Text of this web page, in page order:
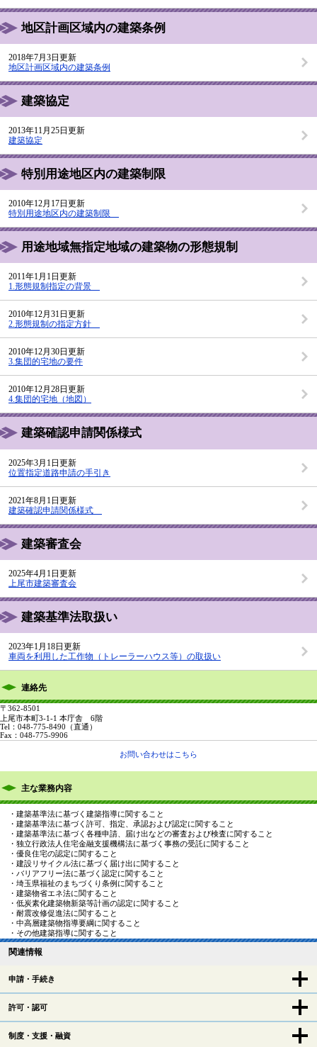
地区計画区域内の建築条例
2018年7月3日更新
地区計画区域内の建築条例
建築協定
2013年11月25日更新
建築協定
特別用途地区内の建築制限
2010年12月17日更新
特別用途地区内の建築制限
用途地域無指定地域の建築物の形態規制
2011年1月1日更新
1.形態規制指定の背景
2010年12月31日更新
2.形態規制の指定方針
2010年12月30日更新
3.集団的宅地の要件
2010年12月28日更新
4.集団的宅地（地図）
建築確認申請関係様式
2025年3月1日更新
位置指定道路申請の手引き
2021年8月1日更新
建築確認申請関係様式
建築審査会
2025年4月1日更新
上尾市建築審査会
建築基準法取扱い
2023年1月18日更新
車両を利用した工作物（トレーラーハウス等）の取扱い
連絡先
〒362-8501
上尾市本町3-1-1 本庁舎 6階
Tel：048-775-8490 （直通）
Fax：048-775-9906
お問い合わせはこちら
主な業務内容
・建築基準法に基づく建築指導に関すること
・建築基準法に基づく許可、指定、承認および認定に関すること
・建築基準法に基づく各種申請、届け出などの審査および検査に関すること
・独立行政法人住宅金融支援機構法に基づく事務の受託に関すること
・優良住宅の認定に関すること
・建設リサイクル法に基づく届け出に関すること
・バリアフリー法に基づく認定に関すること
・埼玉県福祉のまちづくり条例に関すること
・建築物省エネ法に関すること
・低炭素化建築物新築等計画の認定に関すること
・耐震改修促進法に関すること
・中高層建築物指導要綱に関すること
・その他建築指導に関すること
関連情報
申請・手続き
許可・認可
制度・支援・融資